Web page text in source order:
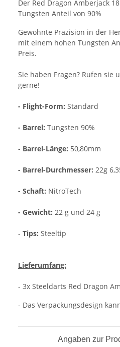
Der Red Dragon Amberjack
Tungsten Anteil von 90%
Gewohnte Präzision in der
mit einem hohen Tungsten
Preis.
Sie haben Fragen? Rufen sie
gerne!
- Flight-Form: Standard
- Barrel: Tungsten 90%
- Barrel-Länge: 50,80mm
- Barrel-Durchmesser: 22g
- Schaft: NitroTech
- Gewicht: 22 g und 24 g
- Tips: Steeltip
Lieferumfang:
- 3x Steeldarts Red Dragon
- Das Verpackungsdesign
Angaben zur